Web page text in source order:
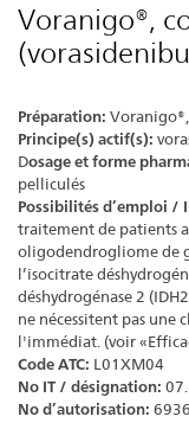
Voranigo®,
Préparation:
Principe(s) actif(s):
Dosage et forme
pelliculés
Possibilités d’emploi /
traitement de patients
oligodendrogliome de
l’isocitrate
déshydrogénase 2
ne nécessitent pas
l'immédiat. (voir
Code ATC: L01XM04
No IT / désignation:
No d’autorisation: